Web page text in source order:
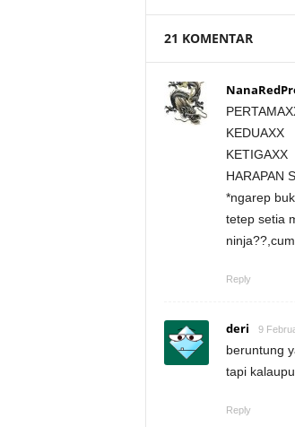
21 KOMENTAR
KEDUAXX
KETIGAXX
HARAPAN
*ngarep
tetep setia
Reply
deri 9
beruntung
tapi
Reply